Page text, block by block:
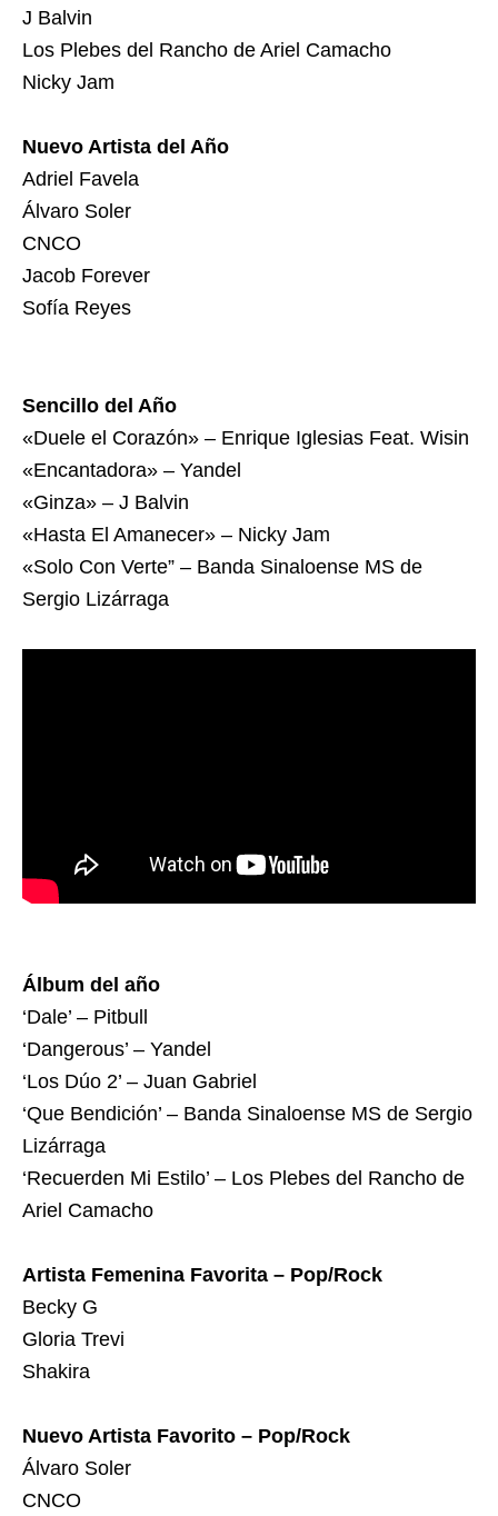
J Balvin
Los Plebes del Rancho de Ariel Camacho
Nicky Jam
Nuevo Artista del Año
Adriel Favela
Álvaro Soler
CNCO
Jacob Forever
Sofía Reyes
Sencillo del Año
«Duele el Corazón» – Enrique Iglesias Feat. Wisin
«Encantadora» – Yandel
«Ginza» – J Balvin
«Hasta El Amanecer» – Nicky Jam
«Solo Con Verte” – Banda Sinaloense MS de
Sergio Lizárraga
Álbum del año
‘Dale’ – Pitbull
‘Dangerous’ – Yandel
‘Los Dúo 2’ – Juan Gabriel
‘Que Bendición’ – Banda Sinaloense MS de Sergio
Lizárraga
‘Recuerden Mi Estilo’ – Los Plebes del Rancho de
Ariel Camacho
Artista Femenina Favorita – Pop/Rock
Becky G
Gloria Trevi
Shakira
Nuevo Artista Favorito – Pop/Rock
Álvaro Soler
CNCO